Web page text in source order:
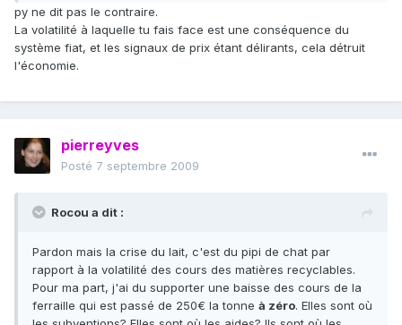
py ne dit pas le contraire.
La volatilité à laquelle tu fais face est une conséquence du
système fiat, et les signaux de prix étant délirants, cela détruit
l'économie.
pierreyves
Posté 7 septembre 2009
Rocou a dit :
Pardon mais la crise du lait, c'est du pipi de chat par
rapport à la volatilité des cours des matières recyclables.
Pour ma part, j'ai du supporter une baisse des cours de la
ferraille qui est passé de 250€ la tonne à zéro. Elles sont où